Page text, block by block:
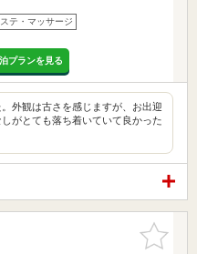
テ・マッサージ
プランを見る
外観は古さを感じますが、お出迎
がとても落ち着いていて良かった
お気に入
りに追加